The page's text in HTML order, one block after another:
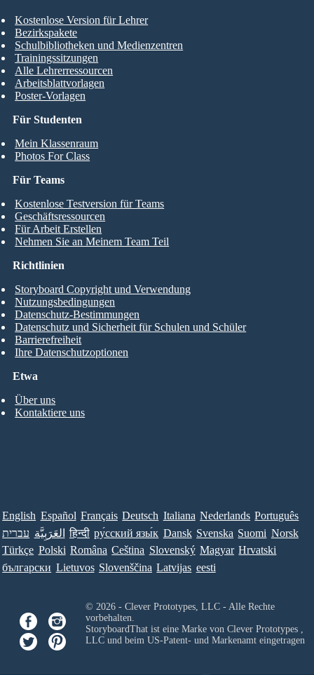
Für Studenten
Mein Klassenraum
Photos For Class
Kostenlose Version für Lehrer
Bezirkspakete
Schulbibliotheken und Medienzentren
Trainingssitzungen
Alle Lehrerressourcen
Arbeitsblattvorlagen
Poster-Vorlagen
Für Teams
Kostenlose Testversion für Teams
Geschäftsressourcen
Für Arbeit Erstellen
Nehmen Sie an Meinem Team Teil
Etwa
Über uns
Kontaktiere uns
Richtlinien
Storyboard Copyright und Verwendung
Nutzungsbedingungen
Datenschutz-Bestimmungen
Datenschutz und Sicherheit für Schulen und Schüler
Barrierefreiheit
Ihre Datenschutzoptionen
English Español Français Deutsch Italiana Nederlands Português
עברית العَرَبِيَّة हिन्दी ру́сский язы́к Dansk Svenska Suomi Norsk
Türkçe Polski Româna Ceština Slovenský Magyar Hrvatski
български Lietuvos Slovenščina Latvijas eesti
© 2026 - Clever Prototypes, LLC - Alle Rechte
vorbehalten.
StoryboardThat ist eine Marke von Clever Prototypes ,
LLCund beim US-Patent- und Markenamt eingetragen